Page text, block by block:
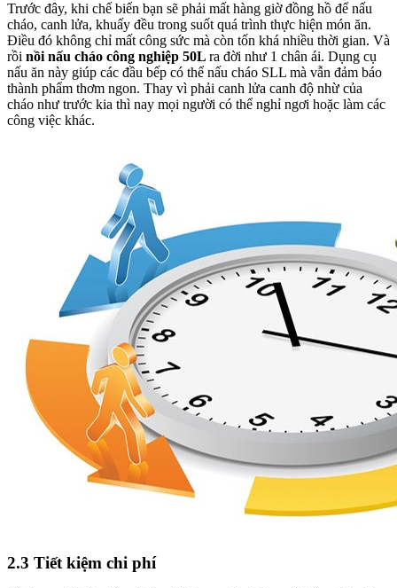
Trước đây, khi chế biến bạn sẽ phải mất hàng giờ đồng hồ để nấu
cháo, canh lửa, khuấy đều trong suốt quá trình thực hiện món ăn.
Điều đó không chỉ mất công sức mà còn tốn khá nhiều thời gian. Và
rồi nồi nấu cháo công nghiệp 50L ra đời như 1 chân ái. Dụng cụ
nấu ăn này giúp các đầu bếp có thể nấu cháo SLL mà vẫn đảm báo
thành phẩm thơm ngon. Thay vì phải canh lửa canh độ nhừ của
cháo như trước kia thì nay mọi người có thể nghỉ ngơi hoặc làm các
công việc khác.
2.3 Tiết kiệm chi phí